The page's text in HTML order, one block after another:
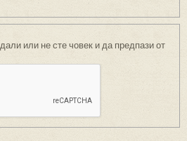
или не сте човек и да предпази от